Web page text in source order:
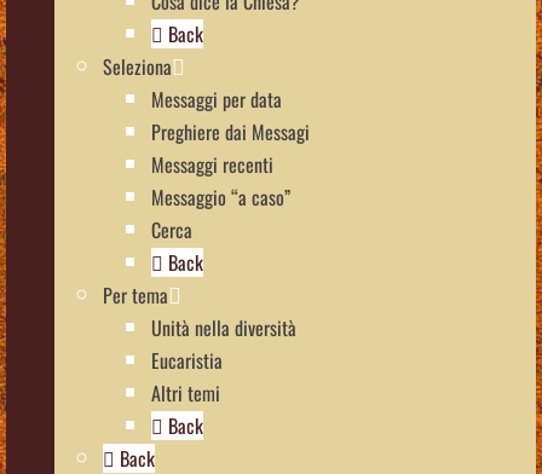
Back
Seleziona
Messaggi per data
Preghiere dai Messagi
Messaggi recenti
Messaggio “a caso”
Cerca
Back
Per tema
Unità nella diversità
Eucaristia
Altri temi
Back
Back